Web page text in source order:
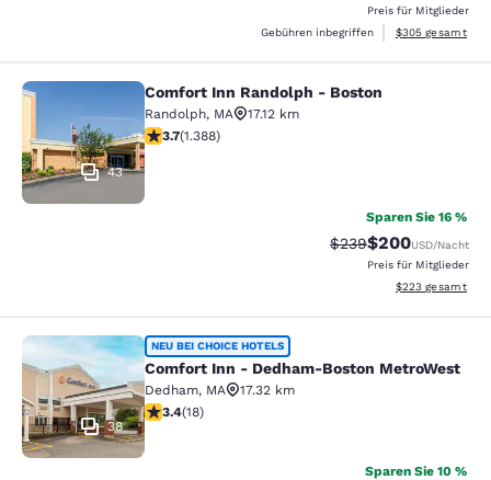
Preis für Mitglieder
Gebühren inbegriffen
Geschätzte
$305 gesamt
Comfort Inn Randolph - Boston
43
Comfort Inn Randolph - Boston
Randolph, MA
17.12 km
3.68-Sterne-Bewertung. Gut. 1388 Bewertungen
3.7(1.388)
Sparen Sie 16 %
Durchgestrichener
$239Vergünstigter
$200USD/Nacht
Preis für Mitglieder
Geschätzte
$223 gesamt
Comfort Inn - Dedham-Boston
38
NEU BEI CHOICE HOTELS
Comfort Inn - Dedham-Boston MetroWest
Dedham, MA
17.32 km
3.44-Sterne-Bewertung. Gut. 18 Bewertungen
3.4(18)
Sparen Sie 10 %